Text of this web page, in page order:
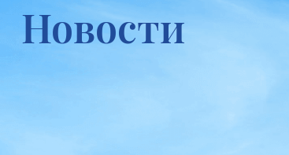
Новости